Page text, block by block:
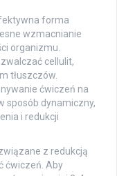
forma
wzmacnianie
organizmu.
cellulit,
tłuszczów.
ćwiczeń na
sposób dynamiczny,
i redukcji
z redukcją
ćwiczeń. Aby